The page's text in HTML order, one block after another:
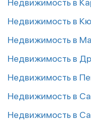
Недвижимость в
Недвижимость в
Недвижимость в
Недвижимость в
Недвижимость в
Недвижимость в
Недвижимость в